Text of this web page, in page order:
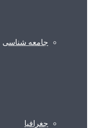
جامعه شناسی
جغرافیا